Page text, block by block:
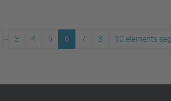
3 4 5 6 7 8 10 elements